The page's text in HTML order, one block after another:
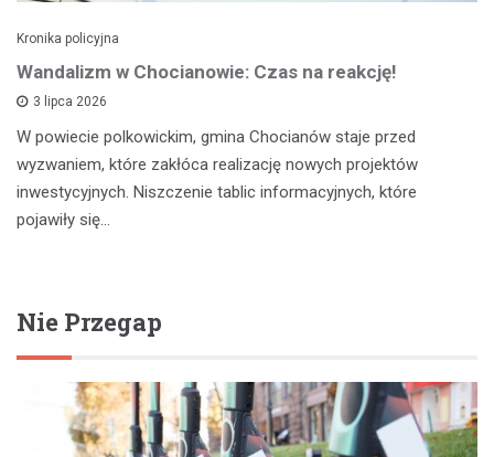
Kronika policyjna
Wandalizm w Chocianowie: Czas na reakcję!
3 lipca 2026
W powiecie polkowickim, gmina Chocianów staje przed
wyzwaniem, które zakłóca realizację nowych projektów
inwestycyjnych. Niszczenie tablic informacyjnych, które
pojawiły się…
Nie Przegap